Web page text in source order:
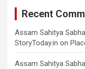
Recent
Assam Sahitya
StoryToday.in on
Assam Sahitya